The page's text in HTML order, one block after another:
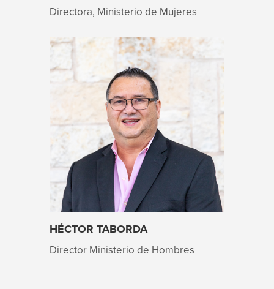
Directora, Ministerio de Mujeres
HÉCTOR TABORDA
Director Ministerio de Hombres